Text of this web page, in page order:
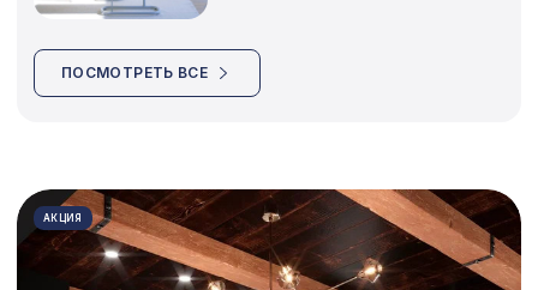
Экраны для радиаторов
ПОПУЛЯРНЫЕ ТОВАРЫ
Экран для радиатора, МОДЕРН,
рамка 600х600мм, перфорация
ГОТИКА, дуб серый
1377 ₽
ПОСМОТРЕТЬ ВСЕ
АКЦИЯ